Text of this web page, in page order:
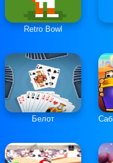
Retro Bowl
Белот